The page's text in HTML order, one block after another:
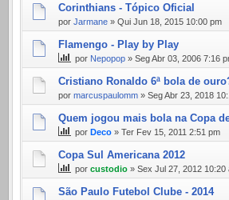
Corinthians - Tópico Oficial
por Jarmane » Qui Jun 18, 2015 10:00 pm
Flamengo - Play by Play
por Nepopop » Seg Abr 03, 2006 7:16
Cristiano Ronaldo 6ª bola de
por marcuspaulomm » Seg Abr 23, 2018
Quem jogou mais bola na Copa
por Deco » Ter Fev 15, 2011 2:51 pm
Copa Sul Americana 2012
por custodio » Sex Jul 27, 2012 10:20
São Paulo Futebol Clube - 2014